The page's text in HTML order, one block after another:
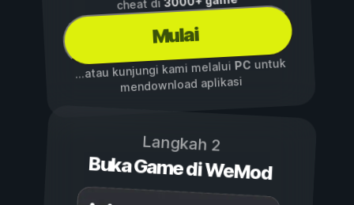
cheat di
Mulai
...atau kunjungi kami melalui PCuntuk
mendownload aplikasi
Langkah 2
Buka Game di WeMod